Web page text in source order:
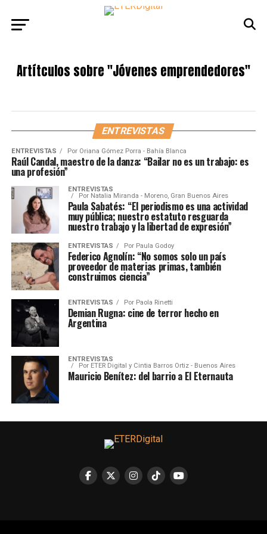
Artítculos sobre"Jóvenes emprendedores"
ENTREVISTAS
ENTREVISTAS Por Oriana Gómez Porra - Bahía Blanca
Raúl Candal, maestro de la danza: “Bailar no es un trabajo: es
una profesión”
ENTREVISTAS
Por Natalia Miranda - Moreno, Gran Buenos Aires
Paula Sabatés: “El periodismo es una actividad
muy pública; nuestro estatuto resguarda
nuestro trabajo y la libertad de expresión”
ENTREVISTAS Por Paula Godoy
Federico Agnolín: “No somos solo un país
proveedor de materias primas, también
construimos ciencia”
ENTREVISTAS Por Paola Rinetti
Demian Rugna: cine de terror hecho en
Argentina
ENTREVISTAS
Por ETER Digital y Cintia Barros Ortiz - Buenos Aires
Mauricio Benítez: del barrio a El Eternauta